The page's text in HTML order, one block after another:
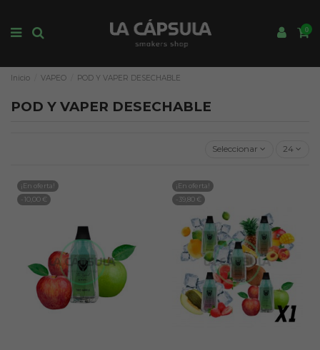
0
Inicio VAPEO POD Y VAPER DESECHABLE
POD Y VAPER DESECHABLE
Seleccionar 24
¡En oferta!
-10,00 €
¡En oferta!
-39,80 €